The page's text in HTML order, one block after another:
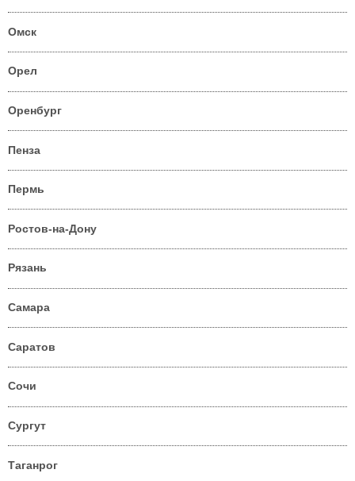
Омск
Орел
Оренбург
Пенза
Пермь
Ростов-на-Дону
Рязань
Самара
Саратов
Сочи
Сургут
Таганрог